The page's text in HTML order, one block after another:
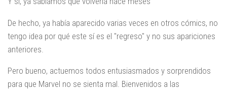
De hecho, ya había aparecido varias veces en otros cómics, no
tengo idea por qué este sí es el "regreso" y no sus apariciones
anteriores.
Pero bueno, actuemos todos entusiasmados y sorprendidos
para que Marvel no se sienta mal. Bienvenidos a las